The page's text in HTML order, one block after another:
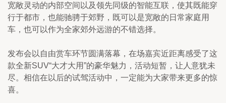
宽敞灵动的内部空间以及领先同级的智能互联，使其既能穿
行于都市，也能驰骋于郊野，既可以是宽敞的日常家庭用
车，也可以作为全家郊外远游的不错选择。
发布会以自由赏车环节圆满落幕，在场嘉宾近距离感受了这
款全新SUV“大才大用”的豪华魅力，活动短暂，让人意犹未
尽。相信在以后的试驾活动中，一定能为大家带来更多的惊
喜。